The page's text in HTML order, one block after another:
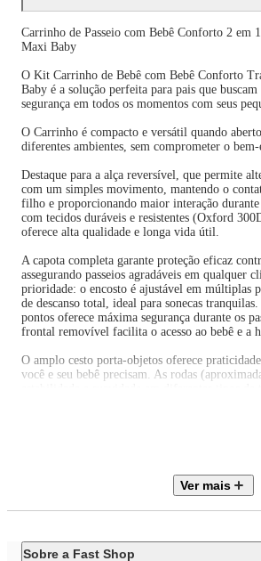
Carrinho de Passeio com Bebê Conforto 2 em
Maxi Baby
O Kit Carrinho de Bebê com Bebê Conforto
Baby é a solução perfeita para pais que
segurança em todos os momentos com seus
O Carrinho é compacto e versátil quando
diferentes ambientes, sem comprometer o bem-
Destaque para a alça reversível, que permite
com um simples movimento, mantendo o
filho e proporcionando maior interação durante
com tecidos duráveis e resistentes (Oxford
oferece alta qualidade e longa vida útil.
A capota completa garante proteção eficaz
assegurando passeios agradáveis em qualquer
prioridade: o encosto é ajustável em múltiplas
de descanso total, ideal para sonecas
pontos oferece máxima segurança durante os
frontal removível facilita o acesso ao bebê e a
O amplo cesto porta-objetos oferece
você e seu bebê precisam. As rodas
O Bebê Conforto YouTurn foi desenvolvido
conforto do seu pequeno durante os passeios.
O sistema de retenção é integral, com cinto de
Ver mais
Sobre a Fast Shop